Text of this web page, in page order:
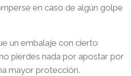
en caso de algún golpe
un embalaje con cierto
pierdes nada por apostar por
mayor protección.